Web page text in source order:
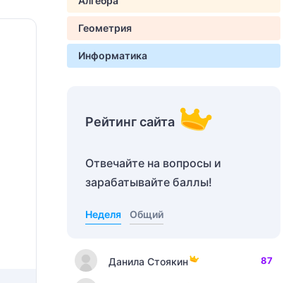
Геометрия
Информатика
Рейтинг сайта
Отвечайте на вопросы и
зарабатывайте баллы!
Неделя Общий
Данила Стоякин 87